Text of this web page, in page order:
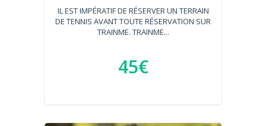
IL EST IMPÉRATIF DE RÉSERVER UN TERRAIN
DE TENNIS AVANT TOUTE RÉSERVATION SUR
TRAINME. TRAINME...
45€